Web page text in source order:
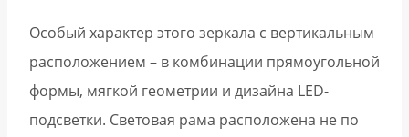
Особый характер этого зеркала с вертикальным
расположением – в комбинации прямоугольной
формы, мягкой геометрии и дизайна LED-
подсветки. Световая рама расположена не по